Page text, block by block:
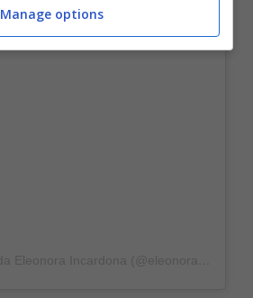
Manage options